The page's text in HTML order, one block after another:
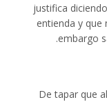
justifica
entienda y que
embargo
De tapar que